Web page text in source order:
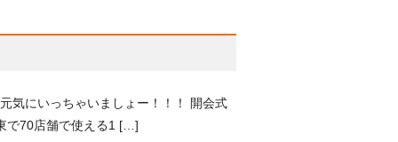
気にいっちゃいましょー！！！ 開会式
で70店舗で使える1 […]